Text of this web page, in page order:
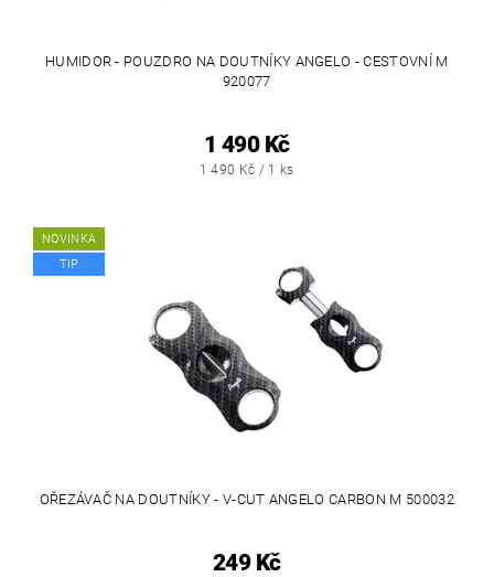
HUMIDOR - POUZDRO NA DOUTNÍKY ANGELO - CESTOVNÍ M
920077
1 490 Kč
1 490 Kč / 1 ks
NOVINKA
TIP
OŘEZÁVAČ NA DOUTNÍKY - V-CUT ANGELO CARBON M 500032
249 Kč